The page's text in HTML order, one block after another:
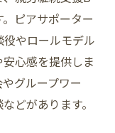
ピアサポーター
やロールモデル
心感を提供しま
グループワー
どがあります。